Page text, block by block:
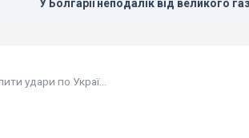
неподалік від великого газопроводу
Росія може посилити удари по Україні: експерт...